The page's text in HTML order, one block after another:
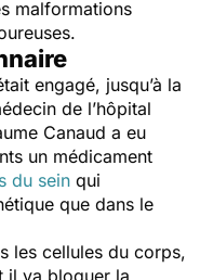
malformations
engagé, jusqu’à la
de l’hôpital
Canaud a eu
un médicament
du sein qui
que dans le
les cellules du corps,
il va bloquer la